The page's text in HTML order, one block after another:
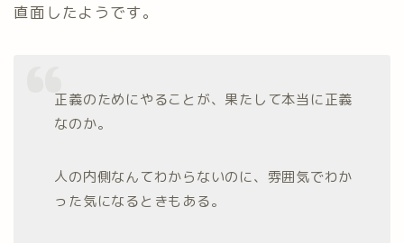
直面したようです。
正義のためにやることが、果たして本当に正義
なのか。
人の内側なんてわからないのに、雰囲気でわか
った気になるときもある。